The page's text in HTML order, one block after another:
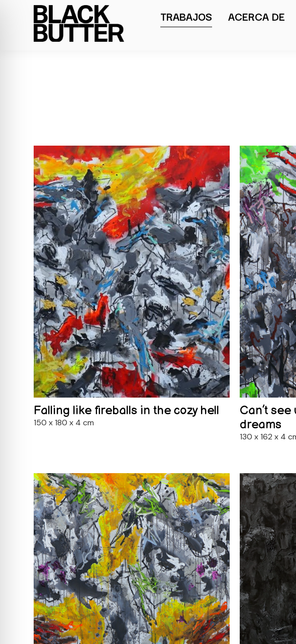
TRABAJOS ACERCA DE
Falling like fireballs in the cozy hell
150 x 180 x 4 cm
Can’t
dreams
130 x 162 x 4